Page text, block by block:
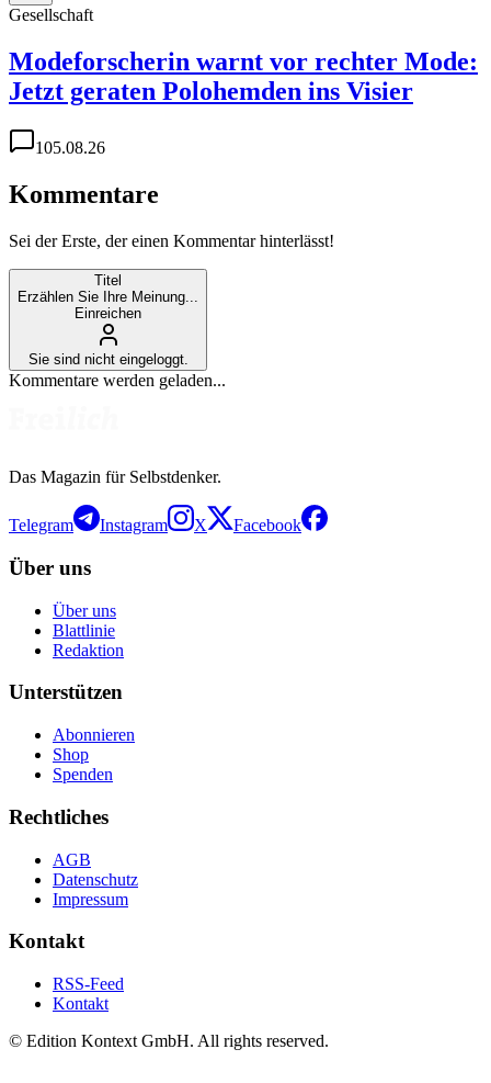
Gesellschaft
Modeforscherin warnt vor rechter Mode:
Jetzt geraten Polohemden ins Visier
105.08.26
Kommentare
Sei der Erste, der einen Kommentar hinterlässt!
Titel
Erzählen Sie Ihre Meinung...
Einreichen
Sie sind nicht eingeloggt.
Kommentare werden geladen...
Das Magazin für Selbstdenker.
Telegram Instagram X Facebook
Über uns
Über uns
Blattlinie
Redaktion
Unterstützen
Abonnieren
Shop
Spenden
Rechtliches
AGB
Datenschutz
Impressum
Kontakt
RSS-Feed
Kontakt
© Edition Kontext GmbH. All rights reserved.